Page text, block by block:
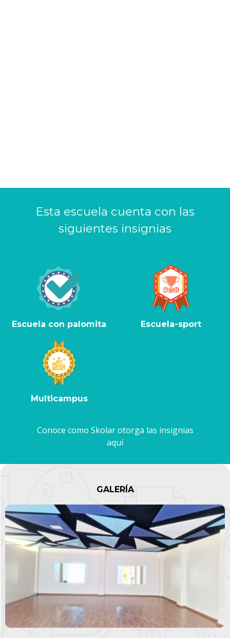
Esta escuela cuenta con las
siguientes insignias
Escuela con palomita Escuela-sport
Multicampus
Conoce como Skolar otorga las insignias
aquí
GALERÍA